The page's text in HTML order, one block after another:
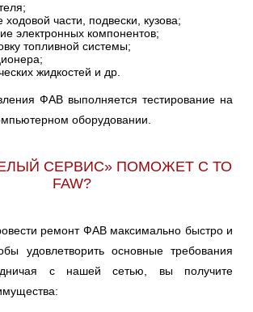
части, подвески, кузова;
электронных компонентов;
топливной системы;
жидкостей и др.
ФАВ выполняется тестирование на
оборудовании.
СЕРВИС» ПОМОЖЕТ С ТО
FAW?
ремонт ФАВ максимально быстро и
удовлетворить основные требования
с нашей сетью, вы получите